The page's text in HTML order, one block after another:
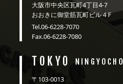
大阪市中央区瓦町4丁目4-7
おおきに御堂筋瓦町ビル４F
Tel.06-6228-7070
Fax.06-6228-7080
TOKYO NINGYOCHO
〒103-0013